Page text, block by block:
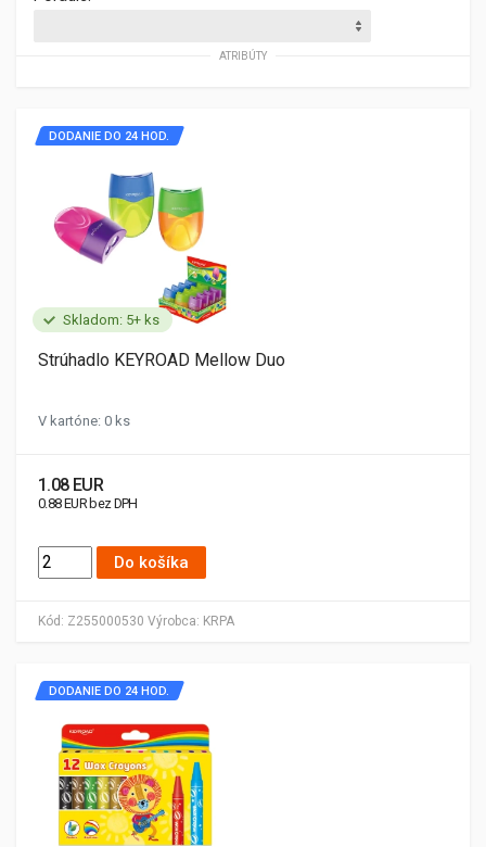
ATRIBÚTY
Skladom: 5+ ks
Kód: Z255000530 Výrobca: KRPA
DODANIE DO 24 HOD.
Strúhadlo KEYROAD Mellow Duo
V kartóne: 0 ks
1.08 EUR
0.88 EUR bez DPH
Do košíka
DODANIE DO 24 HOD.